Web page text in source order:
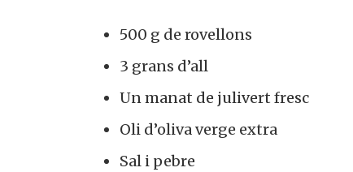
500 g de rovellons
3 grans d’all
Un manat de julivert fresc
Oli d’oliva verge extra
Sal i pebre